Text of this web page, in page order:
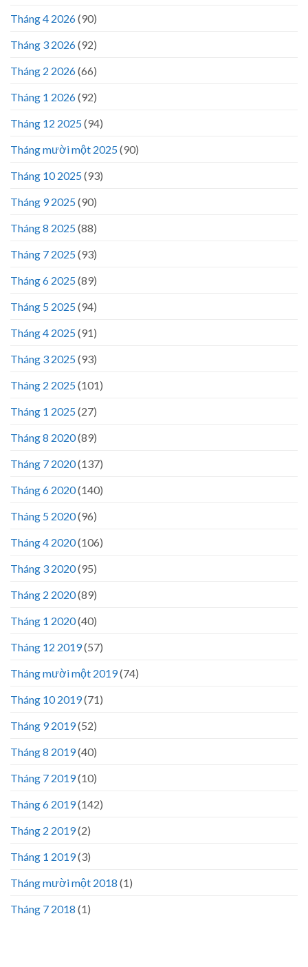
Tháng 4 2026(90)
Tháng 3 2026(92)
Tháng 2 2026(66)
Tháng 1 2026(92)
Tháng 12 2025(94)
Tháng mười một 2025(90)
Tháng 10 2025(93)
Tháng 9 2025(90)
Tháng 8 2025(88)
Tháng 7 2025(93)
Tháng 6 2025(89)
Tháng 5 2025(94)
Tháng 4 2025(91)
Tháng 3 2025(93)
Tháng 2 2025(101)
Tháng 1 2025(27)
Tháng 8 2020(89)
Tháng 7 2020(137)
Tháng 6 2020(140)
Tháng 5 2020(96)
Tháng 4 2020(106)
Tháng 3 2020(95)
Tháng 2 2020(89)
Tháng 1 2020(40)
Tháng 12 2019(57)
Tháng mười một 2019(74)
Tháng 10 2019(71)
Tháng 9 2019(52)
Tháng 8 2019(40)
Tháng 7 2019(10)
Tháng 6 2019(142)
Tháng 2 2019(2)
Tháng 1 2019(3)
Tháng mười một 2018 (1)
Tháng 7 2018 (1)